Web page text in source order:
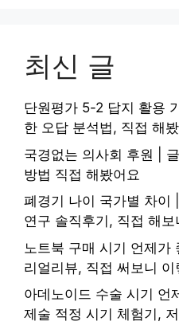
최신 글
단원평가 5-2 답지 활용
한 오답 분석법, 직접 해
국경없는 의사회 후원 |
방법 직접 해봤어요
폐경기 나이 국가별 차이
연구 솔직후기, 직접 해
노트북 구매 시기 언제가
리얼리뷰, 직접 써보니 이
아데노이드 수술 시기 언
제술 적정 시기 체험기,